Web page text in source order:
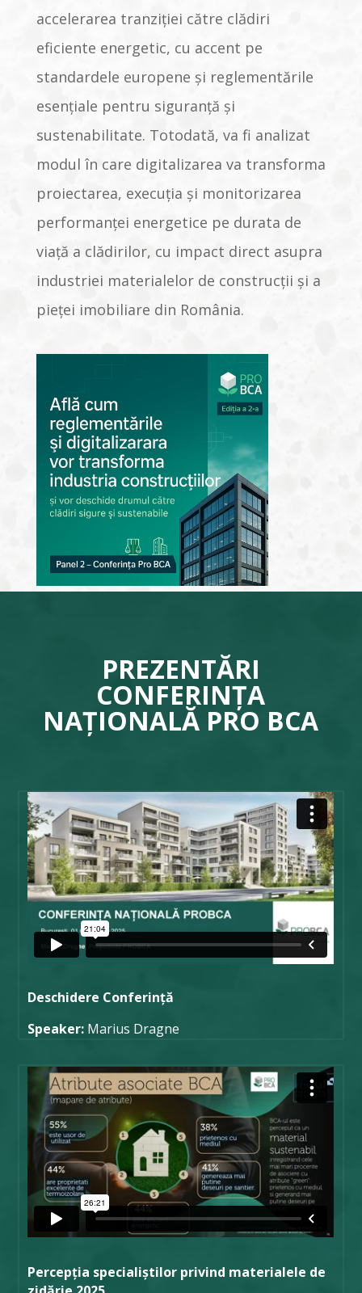
accelerarea tranziției către clădiri
eficiente energetic, cu accent pe
standardele europene și reglementările
esențiale pentru siguranță și
sustenabilitate. Totodată, va fi analizat
modul în care digitalizarea va transforma
proiectarea, execuția și monitorizarea
performanței energetice pe durata de
viață a clădirilor, cu impact direct asupra
industriei materialelor de construcții și a
pieței imobiliare din România.
PREZENTĂRI
CONFERINȚA
NAȚIONALĂ PRO BCA
Deschidere Conferință
Speaker: Marius Dragne
Percepția specialiștilor privind materialele de